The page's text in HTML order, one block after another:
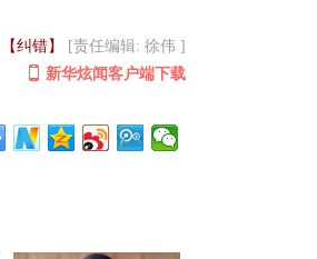
【纠错】
[责任编辑: 徐伟 ]
新华炫闻客户端下载